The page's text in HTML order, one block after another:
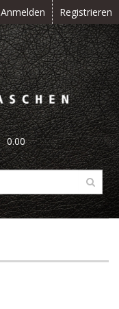
Anmelden Registrieren
0.00